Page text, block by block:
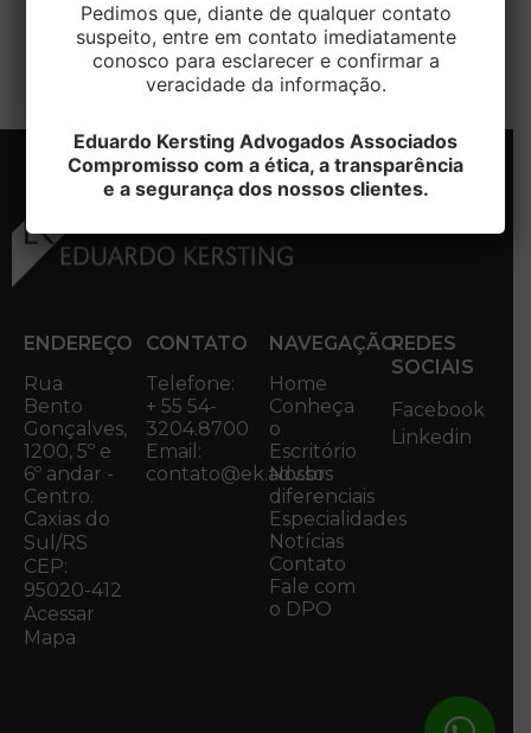
por não estar utilizando cordas de segurança
durante a manutenção de um telhado e
ENDEREÇO
Rua
Bento
Gonçalves,
1200, 5º e
6º andar -
Centro.
Caxias do
Sul/RS
CEP:
95020-412
Acessar
Mapa
CONTATO
Telefone:
+ 55 54-
3204.8700
Email:
contato@ek.adv.br
NAVEGAÇÃO
Home
Conheça
o
Escritório
Nossos
diferenciais
Especialidades
Notícias
Contato
Fale com
o DPO
REDES
SOCIAIS
Facebook
Linkedin
Pedimos que, diante de qualquer contato
suspeito, entre em contato imediatamente
conosco para esclarecer e confirmar a
veracidade da informação.
Eduardo Kersting Advogados Associados
Compromisso com a ética, a transparência
e a segurança dos nossos clientes.